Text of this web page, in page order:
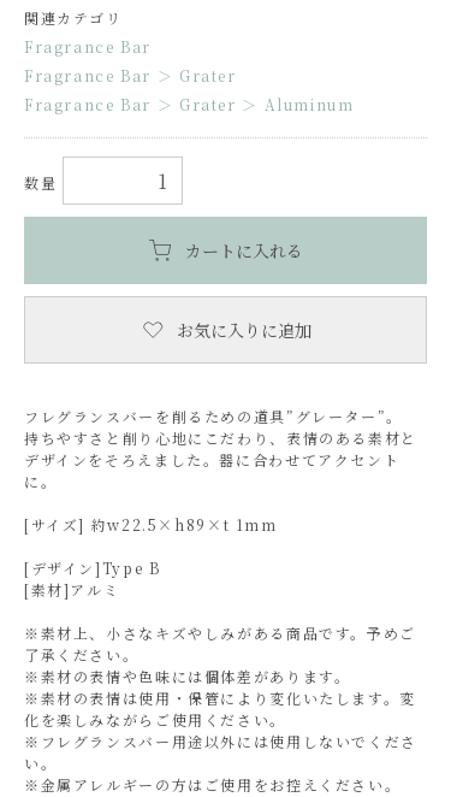
関連カテゴリ
Fragrance Bar
Fragrance Bar ＞ Grater
Fragrance Bar ＞ Grater ＞ Aluminum
数量
カートに入れる
お気に入りに追加
フレグランスバーを削るための道具”グレーター”。
持ちやすさと削り心地にこだわり、表情のある素材と
デザインをそろえました。器に合わせてアクセント
に。
[サイズ] 約w22.5×h89×t 1mm
[デザイン]Type B
[素材]アルミ
※素材上、小さなキズやしみがある商品です。予めご
了承ください。
※素材の表情や色味には個体差があります。
※素材の表情は使用・保管により変化いたします。変
化を楽しみながらご使用ください。
※フレグランスバー用途以外には使用しないでくださ
い。
※金属アレルギーの方はご使用をお控えください。